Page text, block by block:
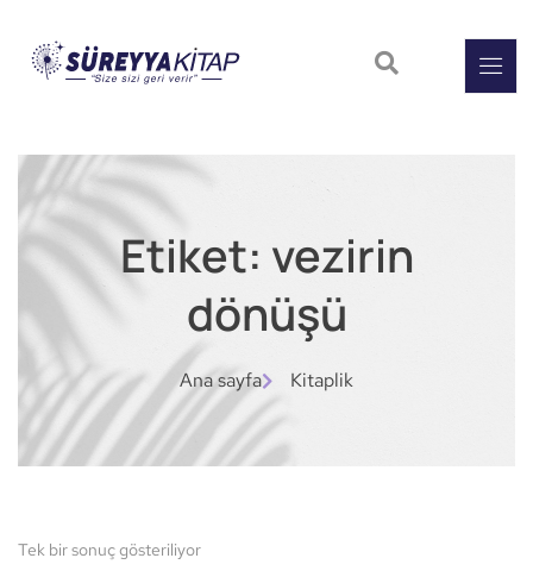
Etiket: vezirin
dönüşü
Ana sayfa Kitaplik
Tek bir sonuç gösteriliyor